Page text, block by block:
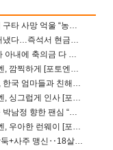
김정렬, 친형 군대 구타 사망 억울 “농약사 처리, 범인 찾았지만…엄마는 이미 치매”(데이앤나잇)
임영웅, 돈 다발 꺼냈다…즉석서 현금으로 수당 챙겨주는 ‘구단주’
심현섭 “11살 연하 아내에 축의금 다 뺏겨, 집도 아내 명의” (동치미)[결정적장면]
하츠투하츠 카르멘, 깜찍하게 [포토엔HD]
리센느 미나미 母, 한국 엄마들과 친해진 비결=BTS “최애 정국 얘기로 통해”(전참시)
하츠투하츠 카르멘, 싱그럽게 인사 [포토엔HD]
이찬원, 원조 춤꾼 박남정 향한 팬심 “어머님 잘 계시지” 폭소(불후)
하츠투하츠 카르멘, 우아한 런웨이 [포토엔HD]
윤가이, 단발로 싹둑+사주 맹신‥18살 연상 ♥장기하 반한 엉뚱·열정 매력(전참시)